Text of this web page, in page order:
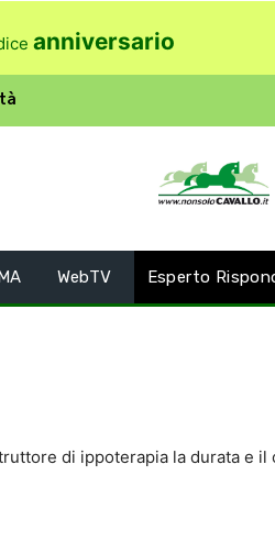
anniversario
WebTV Esperto
di ippoterapia la durata e il